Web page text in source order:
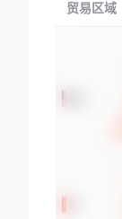
贸易区域